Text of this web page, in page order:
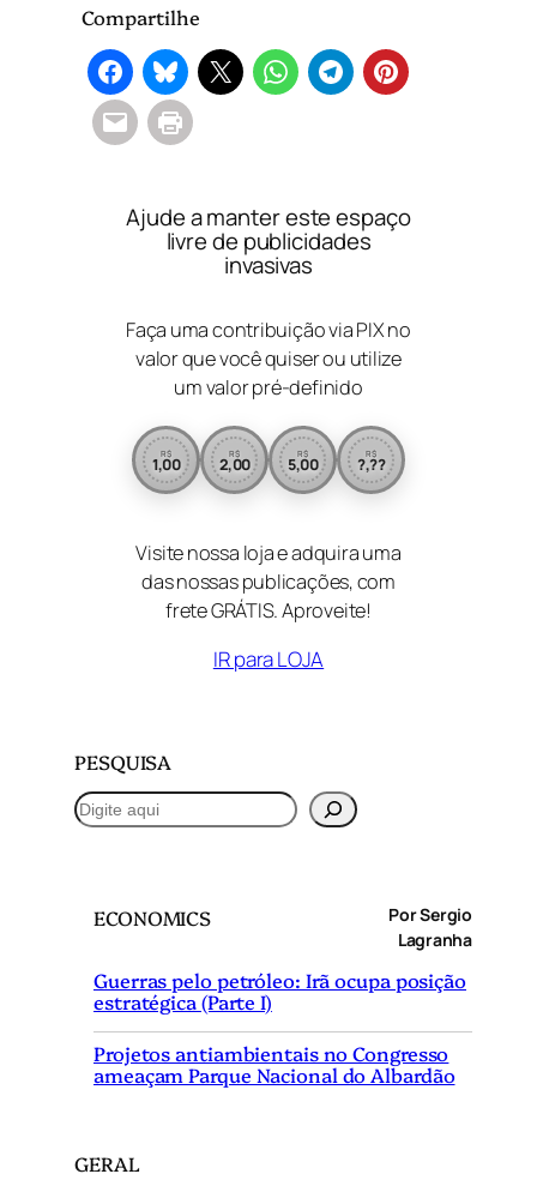
Compartilhe
Ajude a manter este espaço
livre de publicidades
invasivas
Faça uma contribuição via PIX no
valor que você quiser ou utilize
um valor pré-definido
R$
1,00
R$
2,00
R$
5,00
R$
?,??
Visite nossa loja e adquira uma
das nossas publicações, com
frete GRÁTIS. Aproveite!
IR para LOJA
PESQUISA
P
e
ECONOMICS
Por Sergio
Lagranha
Guerras pelo petróleo: Irã ocupa posição
estratégica (Parte I)
Projetos antiambientais no Congresso
ameaçam Parque Nacional do Albardão
GERAL